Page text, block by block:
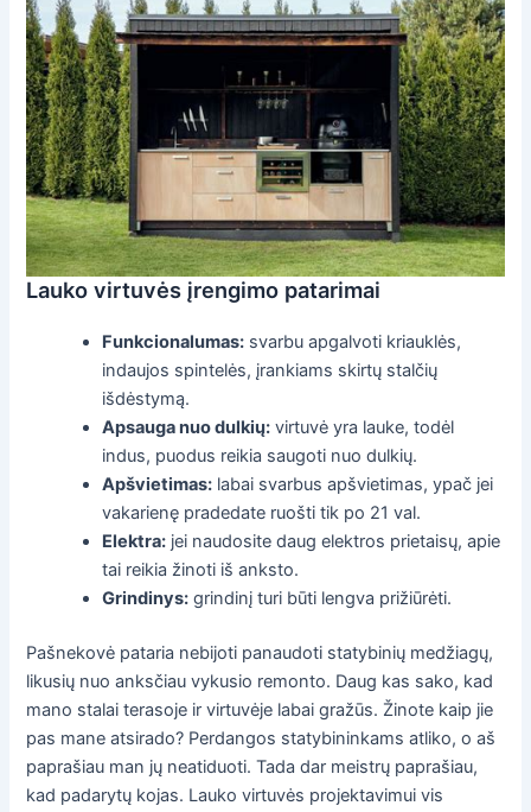
Lauko virtuvės įrengimo patarimai
Funkcionalumas: svarbu apgalvoti kriauklės,
indaujos spintelės, įrankiams skirtų stalčių
išdėstymą.
Apsauga nuo dulkių: virtuvė yra lauke, todėl
indus, puodus reikia saugoti nuo dulkių.
Apšvietimas: labai svarbus apšvietimas, ypač jei
vakarienę pradedate ruošti tik po 21 val.
Elektra: jei naudosite daug elektros prietaisų, apie
tai reikia žinoti iš anksto.
Grindinys: grindinį turi būti lengva prižiūrėti.
Pašnekovė pataria nebijoti panaudoti statybinių medžiagų,
likusių nuo anksčiau vykusio remonto. Daug kas sako, kad
mano stalai terasoje ir virtuvėje labai gražūs. Žinote kaip jie
pas mane atsirado? Perdangos statybininkams atliko, o aš
paprašiau man jų neatiduoti. Tada dar meistrų paprašiau,
kad padarytų kojas. Lauko virtuvės projektavimui vis